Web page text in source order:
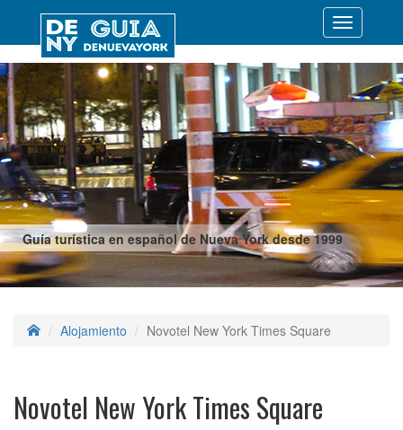
Guía turística en español de Nueva York desde 1999
Desplegar
Alojamiento Novotel New York Times Square
Novotel New York Times Square